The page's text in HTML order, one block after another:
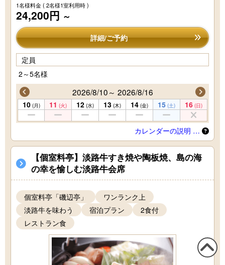
1名様料金( 2名様1室利用時 )
24,200円 ～
詳細/ご予約
定員
2～5名様
2026/8/10～ 2026/8/16
10 (月) 11 (火) 12 (水) 13 (木) 14 (金) 15 (土) 16 (日)
カレンダーの説明 …
【個室料亭】淡路牛すき焼や陶板焼、島の海
の幸を愉しむ淡路牛会席
個室料亭「磯辺亭」
ワンランク上
淡路牛を味わう
宿泊プラン
2食付
レストラン食